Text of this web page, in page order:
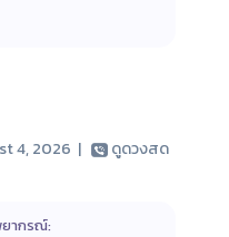
4, 2026 | ดูดวงสด
ากรณ์: